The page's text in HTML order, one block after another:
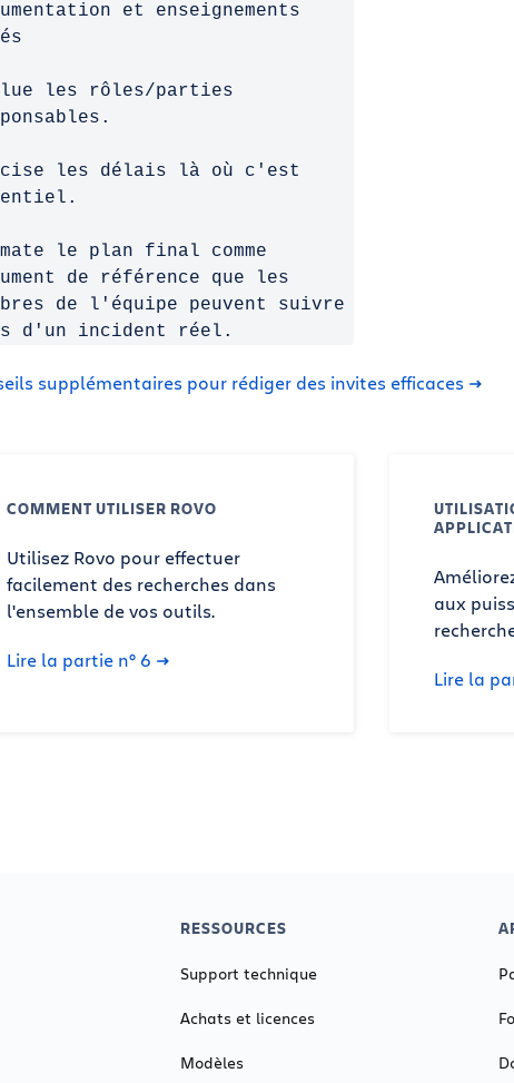
et enseignements
les rôles/parties
les délais là où c'est
le plan final comme
de référence que les
de l'équipe peuvent suivre
d'un incident réel.
supplémentaires pour rédiger des invites efficaces
COMMENT UTILISER ROVO
Utilisez Rovo pour effectuer
facilement des recherches dans
l'ensemble de vos outils.
Lire la partie n° 6
aux
Lire la
RESSOURCES
Support technique
Achats et licences
Modèles